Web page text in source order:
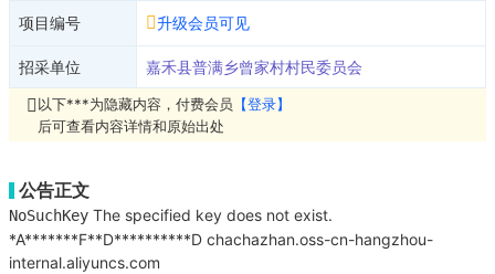
项目编号 升级会员可见
招采单位 嘉禾县普满乡曾家村村民委员会
以下***为隐藏内容，付费会员 【登录】
后可查看内容详情和原始出处
公告正文
NoSuchKey The specified key does not exist.
*A*******F**D**********D chachazhan.oss-cn-hangzhou-
internal.aliyuncs.com